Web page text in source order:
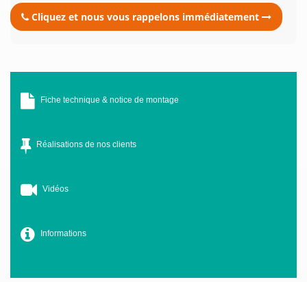
Cliquez et nous vous rappelons immédiatement
Fiche technique & notice de montage
Réalisations de nos clients
Vidéos
Informations